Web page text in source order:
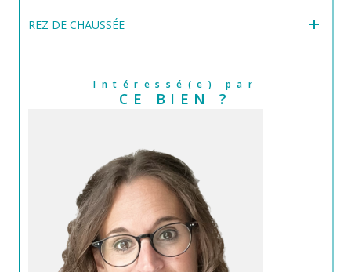
REZ DE CHAUSSÉE
Intéressé(e) par
CE BIEN ?